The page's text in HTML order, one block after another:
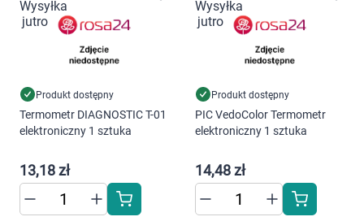
AKCEPTUJĘ WSZYSTKIE
Produkt dostępny
Termometr DIAGNOSTIC T-01
elektroniczny 1 sztuka
13,18 zł
Produkt dostępny
PIC VedoColor Termometr
elektroniczny 1 sztuka
14,48 zł